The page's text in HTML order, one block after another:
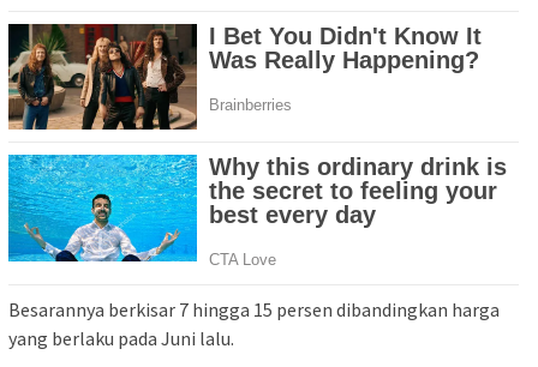
Besarannya berkisar 7 hingga 15 persen dibandingkan harga
yang berlaku pada Juni lalu.